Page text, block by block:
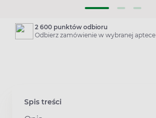
2 600 punktów odbioru
Odbierz zamówienie w wybranej aptece
Spis treści